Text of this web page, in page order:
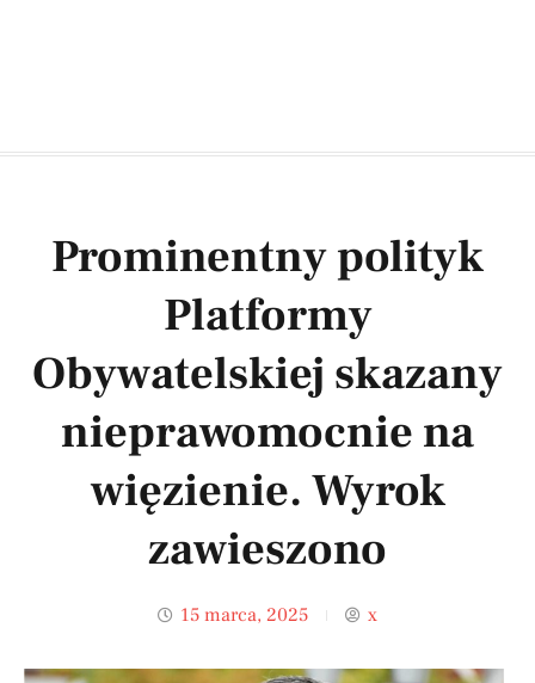
Prominentny polityk
Platformy
Obywatelskiej skazany
nieprawomocnie na
więzienie. Wyrok
zawieszono
15 marca, 2025 x